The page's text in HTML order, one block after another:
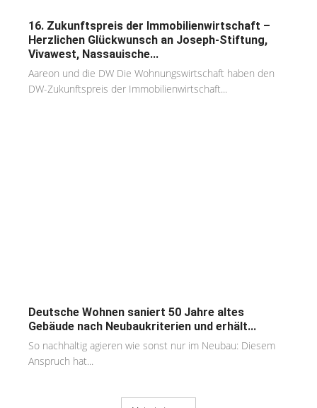
16. Zukunftspreis der Immobilienwirtschaft –
Herzlichen Glückwunsch an Joseph-Stiftung,
Vivawest, Nassauische...
Aareon und die DW Die Wohnungswirtschaft haben den
DW-Zukunftspreis der Immobilienwirtschaft...
Deutsche Wohnen saniert 50 Jahre altes
Gebäude nach Neubaukriterien und erhält...
So nachhaltig agieren wie sonst nur im Neubau: Diesem
Anspruch hat...